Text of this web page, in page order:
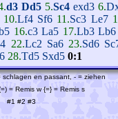
d3 Dd5 5.Sc4 exd3 6.
10.Lf4 Sf6 11.Sc3 Le7
16.c3 La5 17.Lb3 Lb6
22.Lc2 Sa6 23.Sd6
28.Td5 Sxd5 0:1
schlagen en passant, - = ziehen
= Remis w {=} = Remis s
#1 #2 #3